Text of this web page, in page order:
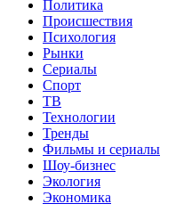
Политика
Происшествия
Психология
Рынки
Сериалы
Спорт
ТВ
Технологии
Тренды
Фильмы и сериалы
Шоу-бизнес
Экология
Экономика